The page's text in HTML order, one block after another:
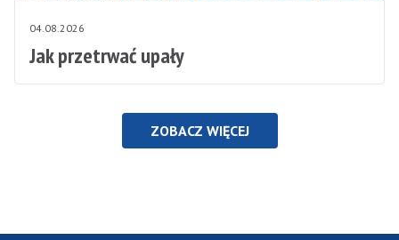
04.08.2026
Jak przetrwać upały
ZOBACZ WIĘCEJ